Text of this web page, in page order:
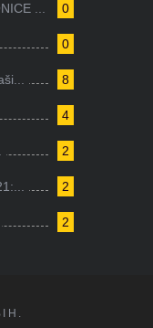
0
...
0
8
4
2
2
2